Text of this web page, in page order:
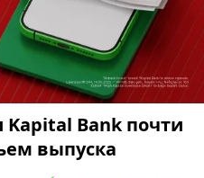
Kapital Bank почти
выпуска